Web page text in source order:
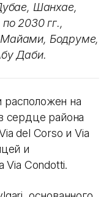
Шанхае,
2030 гг.,
Майами, Бодруме,
Даби.
расположен на
сердце района
del Corso и Via
и
Via Condotti.